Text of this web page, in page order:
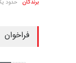
فراخوان